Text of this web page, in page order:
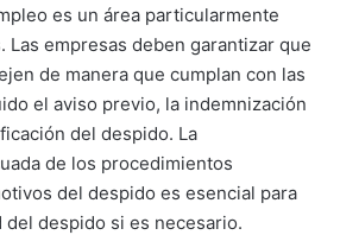
es un área particularmente
Las empresas deben garantizar que
de manera que cumplan con las
el aviso previo, la indemnización
del despido. La
de los procedimientos
del despido es esencial para
despido si es necesario.